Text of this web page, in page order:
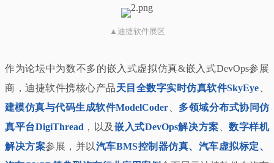
▲迪捷软件展区
作为论坛中为数不多的嵌入式虚拟仿真&嵌入式DevOps参展
商，迪捷软件携核心产品天目全数字实时仿真软件SkyEye
建模仿真与代码生成软件ModelCoder
多领域分布式协同仿
真平台DigiThread ，以及嵌入式DevOps解决方案 、数字样机
解决方案参展，并以汽车BMS控制器仿真、汽车虚拟标定、